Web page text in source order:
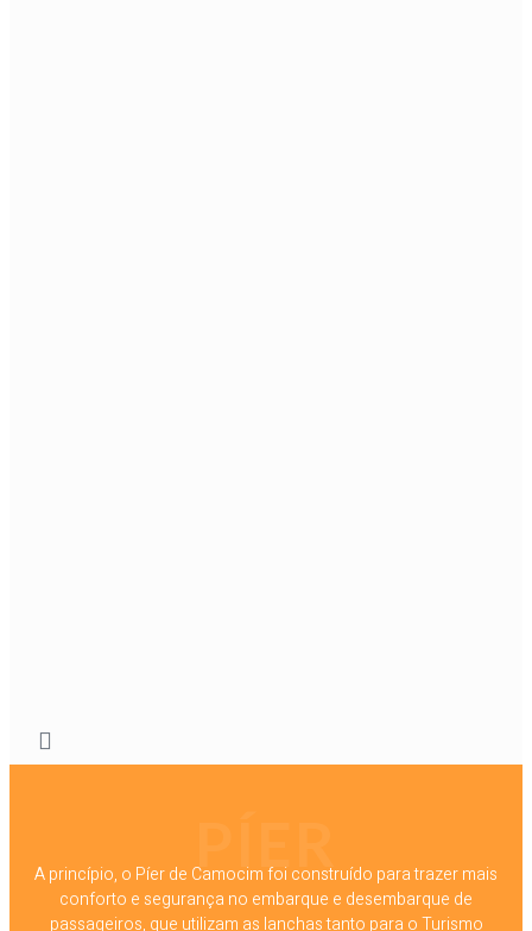
A princípio, o Píer de Camocim foi construído para trazer mais
conforto e segurança no embarque e desembarque de
passageiros, que utilizam as lanchas tanto para o Turismo